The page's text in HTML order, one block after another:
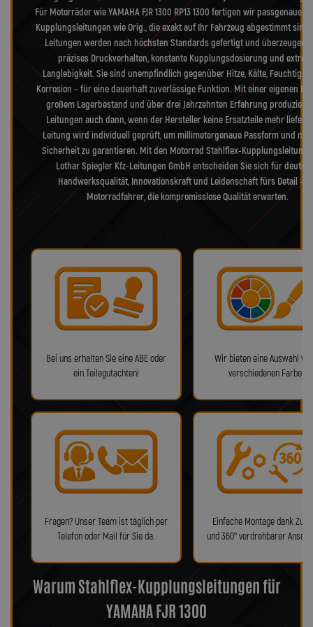
Für Motorräder wie YAMAHA FJR 1300 RP13 1300 fertigen wir passgenaue
Kupplungsleitungen wie Orig., die exakt auf Ihr Fahrzeug abgestimmt sind.
Leitungen werden nach höchsten Standards gefertigt und überzeugen
präzises Druckverhalten, konstante Kupplungsdosierung und
Langlebigkeit. Sie sind unempfindlich gegenüber Hitze, Kälte,
Korrosion – für eine dauerhaft zuverlässige Funktion. Mit einer eigenen
großem Lagerbestand und über drei Jahrzehnten Erfahrung
Leitungen auch dann, wenn der Hersteller keine Ersatzteile mehr liefert.
Leitung wird individuell geprüft, um millimetergenaue Passform und
Sicherheit zu garantieren. Mit den Motorrad Stahlflex-
Lothar Spiegler Kfz-Leitungen GmbH entscheiden Sie sich für
Handwerksqualität, Innovationskraft und Leidenschaft fürs Detail –
Motorradfahrer, die kompromisslose Qualität erwarten.
Bei uns erhalten Sie eine ABE oder
ein Teilegutachten!
Wir bieten eine Auswahl
verschiedenen Farben!
Fragen? Unser Team ist täglich per
Telefon oder Mail für Sie da.
Einfache Montage dank
und 360° verdrehbarer
Warum Stahlflex-Kupplungsleitungen für
YAMAHA FJR 1300